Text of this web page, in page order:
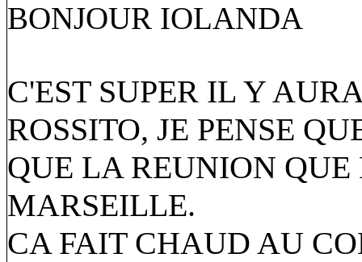
BONJOUR IOLANDA
C'EST SUPER IL Y
ROSSITO, JE PENSE
QUE LA REUNION QUE
MARSEILLE.
CA FAIT CHAUD AU